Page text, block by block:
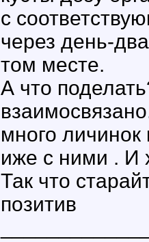
с
через день-
том месте.
А что
много
иже с ними . И
Так что
позитив